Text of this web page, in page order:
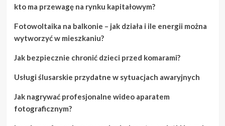
kto ma przewagę na rynku kapitałowym?
Fotowoltaika na balkonie – jak działa i ile energii można
wytworzyć w mieszkaniu?
Jak bezpiecznie chronić dzieci przed komarami?
Usługi ślusarskie przydatne w sytuacjach awaryjnych
Jak nagrywać profesjonalne wideo aparatem
fotograficznym?